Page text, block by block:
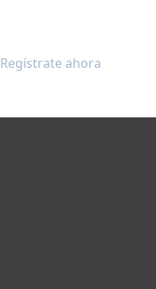
Regístrate ahora